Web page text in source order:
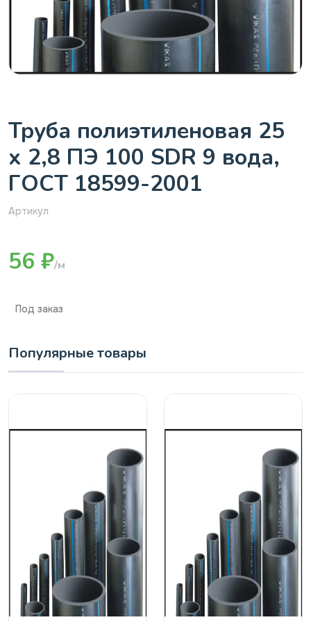
Труба полиэтиленовая 25
х 2,8 ПЭ 100 SDR 9 вода,
ГОСТ 18599-2001
Артикул
56 ₽/м
Под заказ
Популярные товары